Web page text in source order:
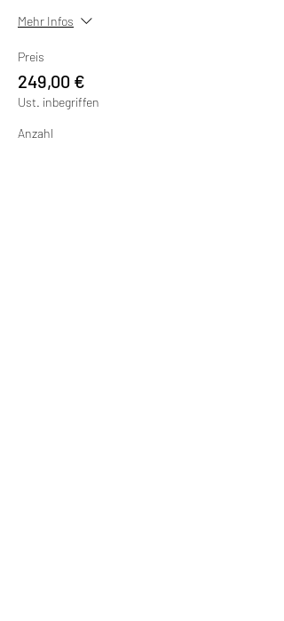
Mehr Infos
Preis
249,00 €
Ust. inbegriffen
Anzahl